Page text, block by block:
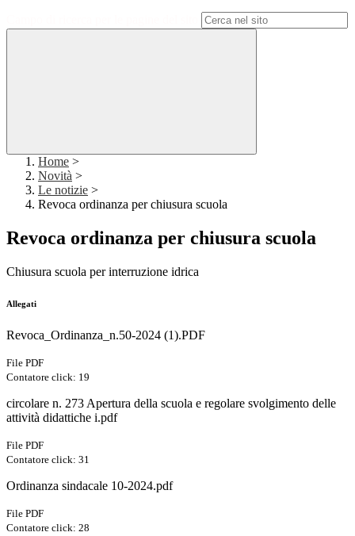
Home >
Novità >
Le notizie >
Revoca ordinanza per chiusura scuola
Revoca ordinanza per chiusura scuola
Chiusura scuola per interruzione idrica
Allegati
Revoca_Ordinanza_n.50-2024 (1).PDF
File PDF
Contatore click: 19
circolare n. 273 Apertura della scuola e regolare svolgimento delle
attività didattiche i.pdf
File PDF
Contatore click: 31
Ordinanza sindacale 10-2024.pdf
File PDF
Contatore click: 28